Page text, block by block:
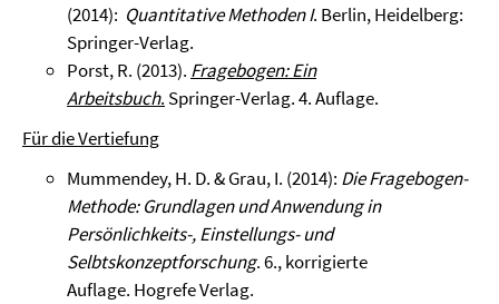
(2014): Quantitative Methoden I. Berlin, Heidelberg:
Springer-Verlag.
Porst, R. (2013). Fragebogen: Ein
Arbeitsbuch. Springer-Verlag. 4. Auflage.
Für die Vertiefung
Mummendey, H. D. & Grau, I. (2014): Die Fragebogen-
Methode: Grundlagen und Anwendung in
Persönlichkeits-, Einstellungs- und
Selbtskonzeptforschung. 6., korrigierte
Auflage. Hogrefe Verlag.